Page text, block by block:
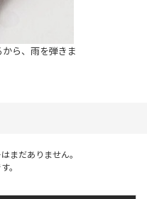
ら、雨を弾きま
まだありません。
。